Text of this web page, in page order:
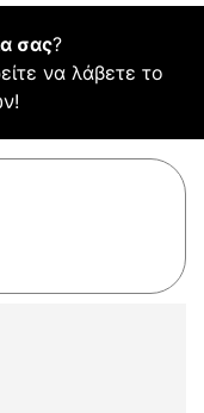
σας?
να λάβετε το